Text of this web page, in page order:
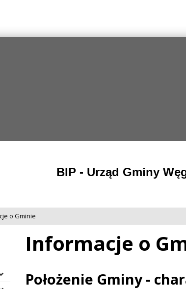
BIP - Urząd Gminy
o Gminie
Informacje o
Położenie Gminy -